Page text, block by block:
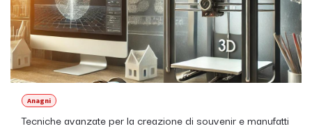
Anagni
Tecniche avanzate per la creazione di souvenir e manufatti